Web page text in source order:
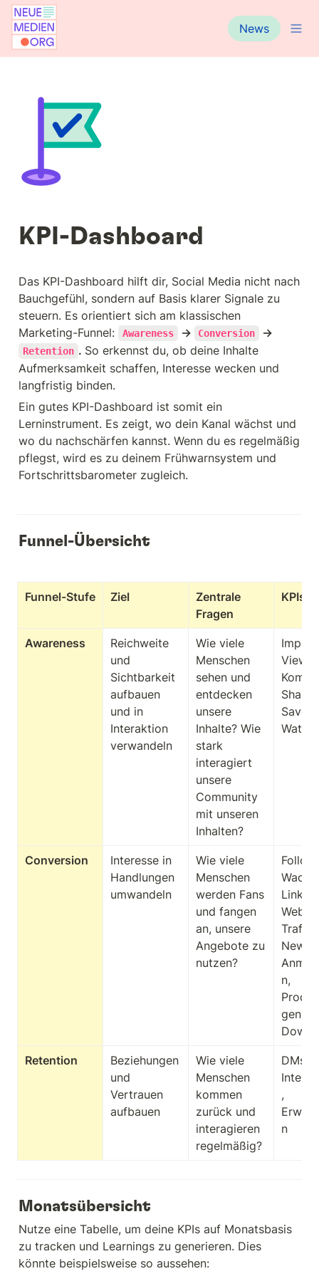
News
KPI-Dashboard
Das KPI-Dashboard hilft dir, Social Media nicht nach
Bauchgefühl, sondern auf Basis klarer Signale zu
steuern. Es orientiert sich am klassischen
Marketing-Funnel:
Awareness → Conversion
Retention . So erkennst du, ob deine Inhalte
Aufmerksamkeit schaffen, Interesse wecken und
langfristig binden.
Ein gutes KPI-Dashboard ist somit ein
Lerninstrument. Es zeigt, wo dein Kanal wächst und
wo du nachschärfen kannst. Wenn du es regelmäßig
pflegst, wird es zu deinem Frühwarnsystem und
Fortschrittsbarometer zugleich.
Funnel-Übersicht
Funnel-Stufe Ziel
Zentrale
Fragen
KPIs
Awareness
Reichweite
und
Sichtbarkeit
aufbauen
und in
Interaktion
verwandeln
Wie viele
Menschen
sehen und
entdecken
unsere
Inhalte? Wie
stark
interagiert
unsere
Community
mit unseren
Inhalten?
Saves,
Conversion
Interesse in
Handlungen
umwandeln
Wie viele
Menschen
werden Fans
und fangen
an, unsere
Angebote zu
nutzen?
Link-
Traffic,
n,
gen,
Retention
Beziehungen
und
Vertrauen
aufbauen
Wie viele
Menschen
kommen
zurück und
interagieren
regelmäßig?
DMs,
,
n
Monatsübersicht
Nutze eine Tabelle, um deine KPIs auf Monatsbasis
zu tracken und Learnings zu generieren. Dies
könnte beispielsweise so aussehen: